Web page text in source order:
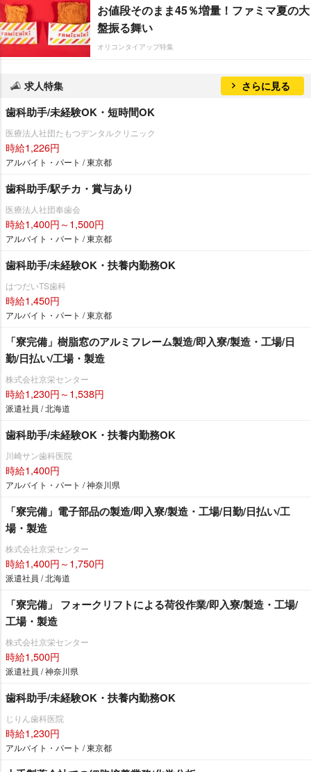
お値段そのまま45％増量！ファミマ夏の大
盤振る舞い
オリコンタイアップ特集
求人特集 さらに見る
歯科助手/未経験OK・短時間OK
医療法人社団たもつデンタルクリニック
時給1,226円
アルバイト・パート / 東京都
歯科助手/駅チカ・賞与あり
医療法人社団奉歯会
時給1,400円～1,500円
アルバイト・パート / 東京都
歯科助手/未経験OK・扶養内勤務OK
はつだいTS歯科
時給1,450円
アルバイト・パート / 東京都
「寮完備」樹脂窓のアルミフレーム製造/即入寮/製造・工場/日
勤/日払い/工場・製造
株式会社京栄センター
時給1,230円～1,538円
派遣社員 / 北海道
歯科助手/未経験OK・扶養内勤務OK
川崎サン歯科医院
時給1,400円
アルバイト・パート / 神奈川県
「寮完備」電子部品の製造/即入寮/製造・工場/日勤/日払い/工
場・製造
株式会社京栄センター
時給1,400円～1,750円
派遣社員 / 北海道
「寮完備」 フォークリフトによる荷役作業/即入寮/製造・工場/
工場・製造
株式会社京栄センター
時給1,500円
派遣社員 / 神奈川県
歯科助手/未経験OK・扶養内勤務OK
じりん歯科医院
時給1,230円
アルバイト・パート / 東京都